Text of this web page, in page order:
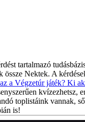
tartalmazó
Nektek. A
a Végzetúr játék? Ki
kvízezhetsz,
toplistáink vannak,
is!